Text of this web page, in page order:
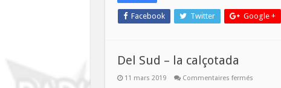
Facebook Twitter Google +
Del Sud – la calçotada
11 mars 2019 Commentaires ferméssur